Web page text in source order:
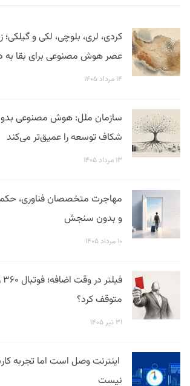
کردی، لری، بلوچی، لکی و گیلکی؛
عصر هوش مصنوعی برای بقا به
۱۴ مرداد ۱۴۰۵
سازمان ملل: هوش مصنوعی
شکاف توسعه را عمیق‌تر می‌کند
۱۳ مرداد ۱۴۰۵
مهاجرت متخصصان فناوری،
و بدون سنجش
۱۰ مرداد ۱۴۰۵
متوقف کرد؟
۳۱ تیر ۱۴۰۵
اینترنت وصل است اما تجربه
نیست